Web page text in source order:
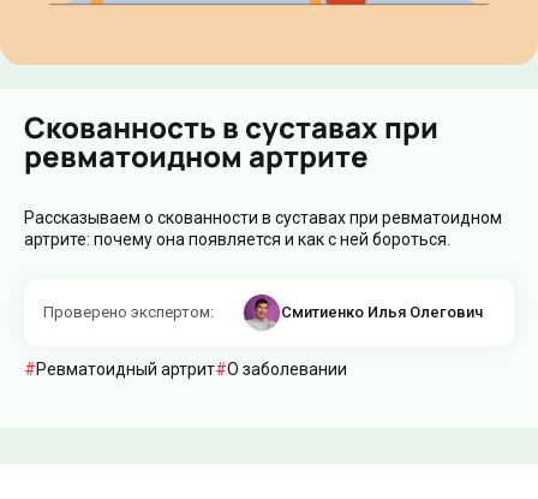
Скованность в суставах при
ревматоидном артрите
Рассказываем о скованности в суставах при ревматоидном
артрите: почему она появляется и как с ней бороться.
Проверено экспертом: Смитиенко Илья Олегович
Ревматоидный артрит О заболевании